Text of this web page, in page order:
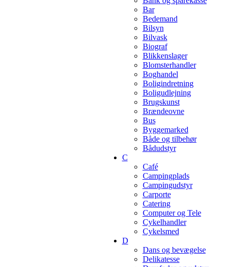
Bar
Bedemand
Bilsyn
Bilvask
Biograf
Blikkenslager
Blomsterhandler
Boghandel
Boligindretning
Boligudlejning
Brugskunst
Brændeovne
Bus
Byggemarked
Både og tilbehør
Bådudstyr
C
Café
Campingplads
Campingudstyr
Carporte
Catering
Computer og Tele
Cykelhandler
Cykelsmed
D
Dans og bevægelse
Delikatesse